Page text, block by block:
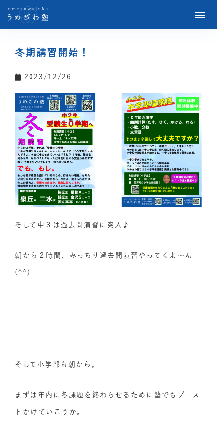
冬期講習開始！
2023/12/26
そして中３は過去問演習に突入♪
朝から２時間、みっちり過去問演習やってくよ～ん
(^^)
そして小学部も朝から。
まずは年内に冬課題を終わらせるために塾でもブース
トかけていこうか。